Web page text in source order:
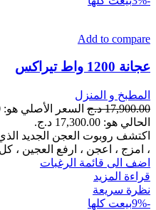
Add to compare
عجانة 1200 واط تيراكس
المطبخ و المنزل
17,900.00 د.ج السعر الأصلي هو: 17,900.00 د.ج.
الحالي هو: 17,300.00 د.ج.
اكتشف روبوت العجن الجديد
، امزج ، اعجن ، ارفع العجين ، كل
اضف الى قائمة الرغبات
قراءة المزيد
نظرة سريعة
-9%
بيعت كلها